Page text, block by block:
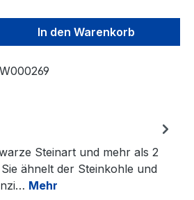
Gib den
In den Warenkorb
Steinart und mehr als 2
ähnelt der Steinkohle und
Mehr